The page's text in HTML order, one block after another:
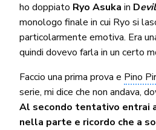
ho doppiato Ryo Asuka in D
monologo finale in cui Ryo si
particolarmente emotiva. Era
quindi dovevo farla in un certo
Faccio una prima prova e Pino
serie, mi dice che non andava,
Al secondo tentativo
nella parte e ricordo che a